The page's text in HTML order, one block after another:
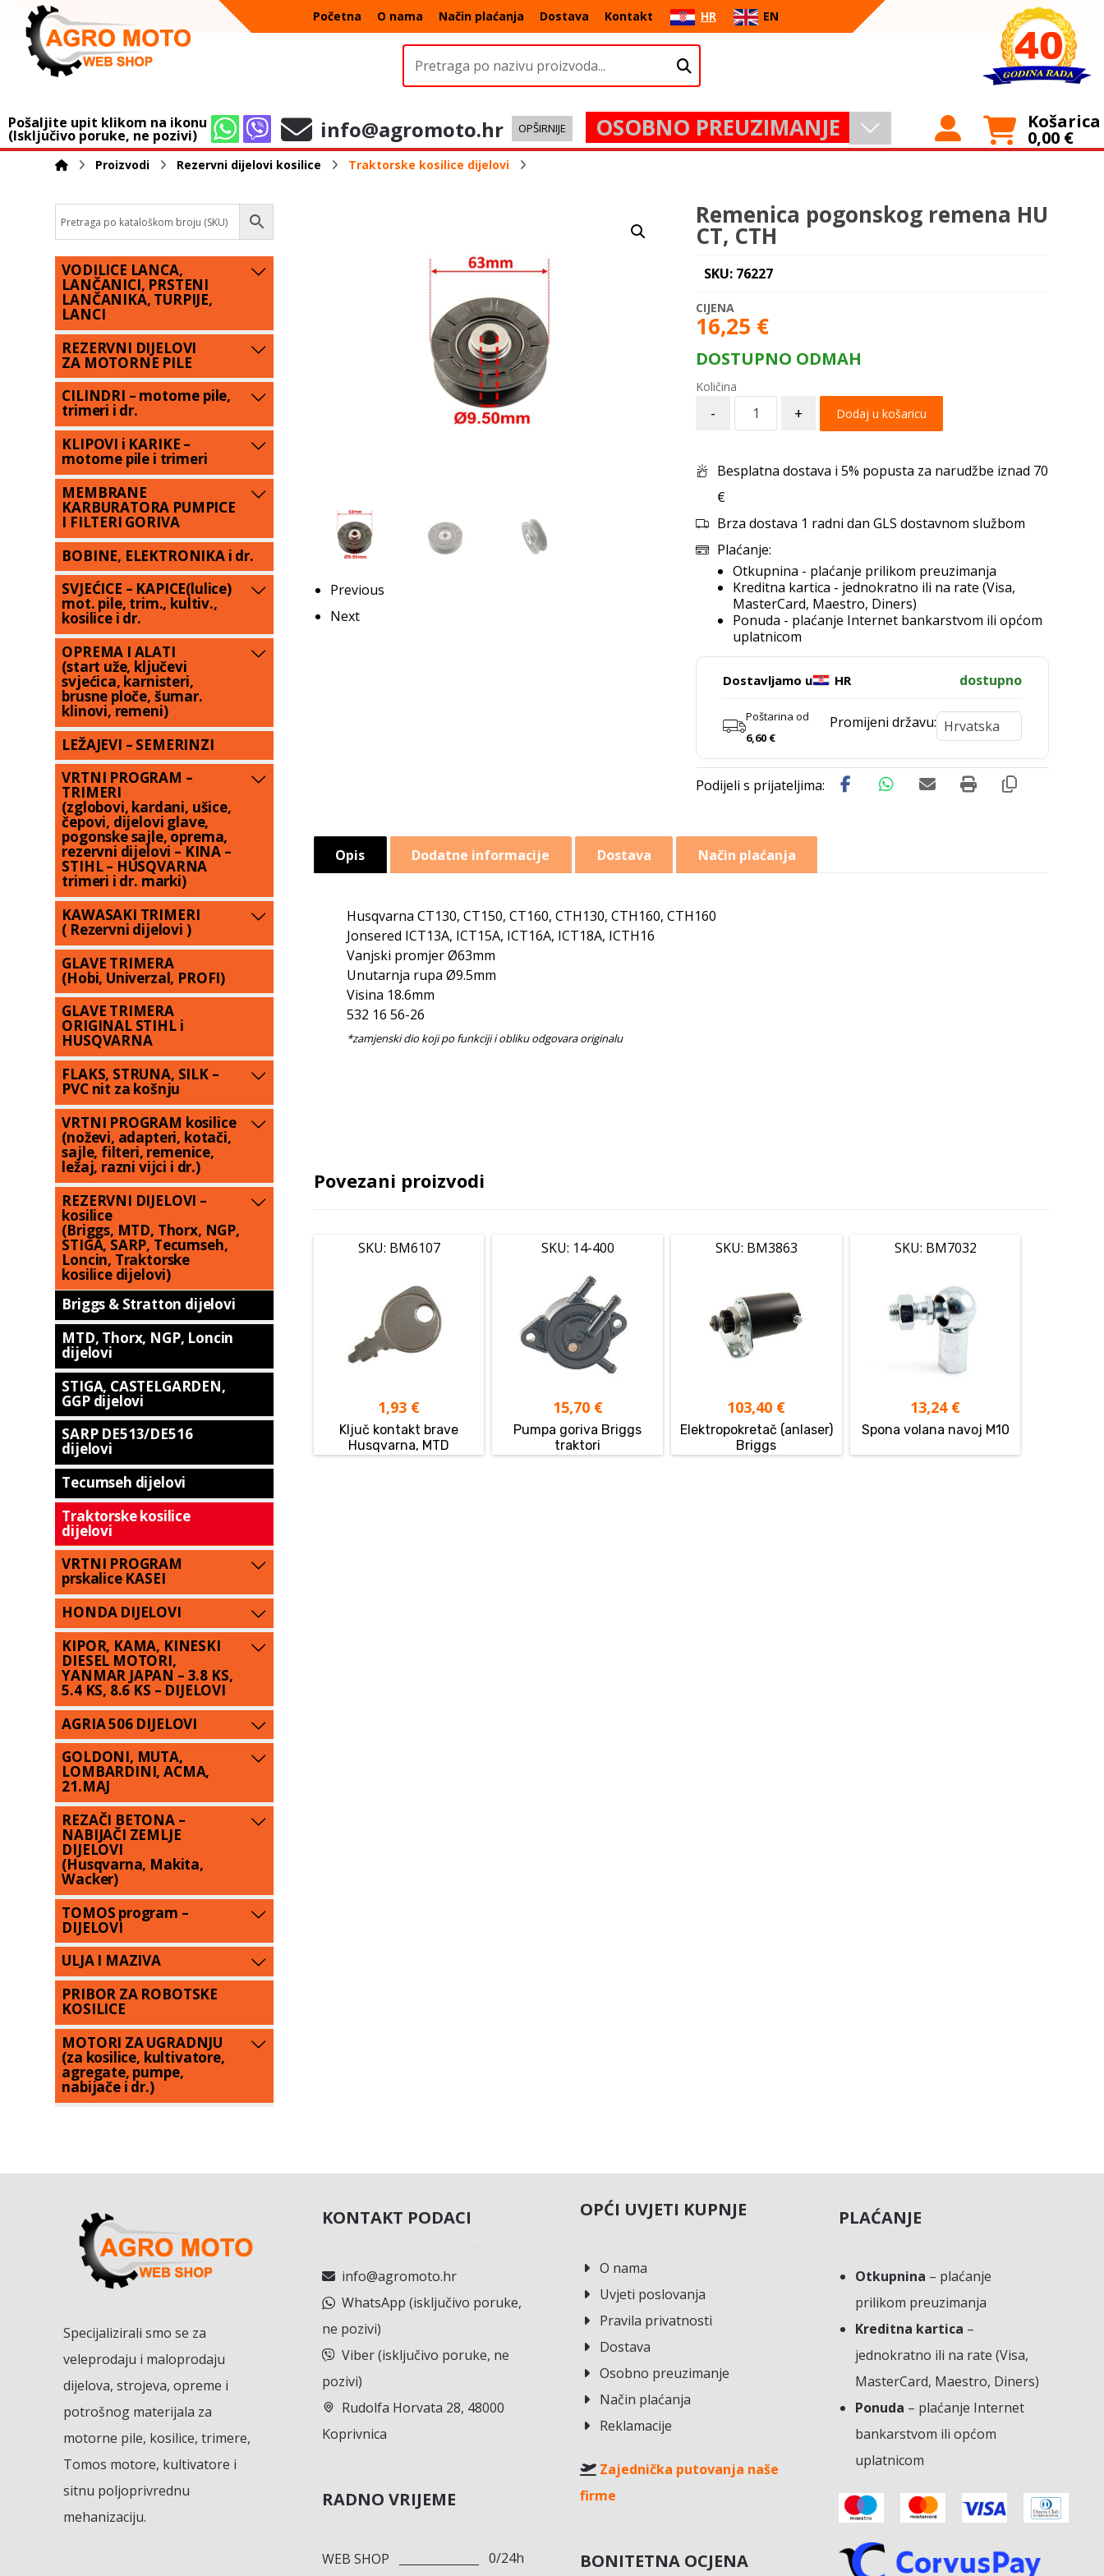
Početna O nama Način plaćanja Dostava Kontakt HR EN
Pošaljite upit klikom na ikonu
(Isključivo poruke, ne pozivi) info@agromoto.hr OPŠIRNIJE OSOBNO PREUZIMANJE Košarica
0,00 €
Proizvodi Rezervni dijelovi kosilice Traktorske kosilice dijelovi
Previous
Next
Remenica pogonskog remena HU
CT, CTH
SKU: 76227
16,25 €
DOSTUPNO ODMAH
- + Dodaj u košaricu
Besplatna dostava i 5% popusta za narudžbe iznad 70
€
Brza dostava 1 radni dan GLS dostavnom službom
Plaćanje:
Otkupnina - plaćanje prilikom preuzimanja
Kreditna kartica - jednokratno ili na rate (Visa,
MasterCard, Maestro, Diners)
Ponuda - plaćanje Internet bankarstvom ili općom
uplatnicom
Dostavljamo u HR dostupno
Poštarina od
6,60 €
Promijeni državu:
Opis Dodatne informacije Dostava Način plaćanja
Husqvarna CT130, CT150, CT160, CTH130, CTH160, CTH160
Jonsered ICT13A, ICT15A, ICT16A, ICT18A, ICTH16
Vanjski promjer Ø63mm
Unutarnja rupa Ø9.5mm
Visina 18.6mm
532 16 56-26
Povezani proizvodi
SKU: BM6107
1,93 €
Ključ kontakt brave
Husqvarna, MTD
SKU: 14-400
15,70 €
Pumpa goriva Briggs
traktori
SKU: BM3863
103,40 €
Elektropokretač (anlaser)
Briggs
SKU: BM7032
13,24 €
Spona volana navoj M10
VODILICE LANCA,
LANČANICI, PRSTENI
LANČANIKA, TURPIJE,
LANCI
REZERVNI DIJELOVI
ZA MOTORNE PILE
CILINDRI – motorne pile,
trimeri i dr.
KLIPOVI i KARIKE –
motorne pile i trimeri
MEMBRANE
KARBURATORA PUMPICE
I FILTERI GORIVA
BOBINE, ELEKTRONIKA i dr.
SVJEĆICE – KAPICE(lulice)
mot. pile, trim., kultiv.,
kosilice i dr.
OPREMA I ALATI
(start uže, ključevi
svjećica, karnisteri,
brusne ploče, šumar.
klinovi, remeni)
LEŽAJEVI – SEMERINZI
VRTNI PROGRAM –
TRIMERI
(zglobovi, kardani, ušice,
čepovi, dijelovi glave,
pogonske sajle, oprema,
rezervni dijelovi – KINA –
STIHL – HUSQVARNA
trimeri i dr. marki)
KAWASAKI TRIMERI
( Rezervni dijelovi )
GLAVE TRIMERA
(Hobi, Univerzal, PROFI)
GLAVE TRIMERA
ORIGINAL STIHL i
HUSQVARNA
FLAKS, STRUNA, SILK –
PVC nit za košnju
VRTNI PROGRAM kosilice
(noževi, adapteri, kotači,
sajle, filteri, remenice,
ležaj, razni vijci i dr.)
REZERVNI DIJELOVI –
kosilice
(Briggs, MTD, Thorx, NGP,
STIGA, SARP, Tecumseh,
Loncin, Traktorske
kosilice dijelovi)
Briggs & Stratton dijelovi
MTD, Thorx, NGP, Loncin
dijelovi
STIGA, CASTELGARDEN,
GGP dijelovi
SARP DE513/DE516
dijelovi
Tecumseh dijelovi
Traktorske kosilice
dijelovi
VRTNI PROGRAM
prskalice KASEI
HONDA DIJELOVI
KIPOR, KAMA, KINESKI
DIESEL MOTORI,
YANMAR JAPAN – 3.8 KS,
5.4 KS, 8.6 KS – DIJELOVI
AGRIA 506 DIJELOVI
GOLDONI, MUTA,
LOMBARDINI, ACMA,
21.MAJ
REZAČI BETONA –
NABIJAČI ZEMLJE
DIJELOVI
(Husqvarna, Makita,
Wacker)
TOMOS program –
DIJELOVI
ULJA I MAZIVA
PRIBOR ZA ROBOTSKE
KOSILICE
MOTORI ZA UGRADNJU
(za kosilice, kultivatore,
agregate, pumpe,
nabijače i dr.)
Specijalizirali smo se za
veleprodaju i maloprodaju
dijelova, strojeva, opreme i
potrošnog materijala za
motorne pile, kosilice, trimere,
Tomos motore, kultivatore i
sitnu poljoprivrednu
mehanizaciju.
KONTAKT PODACI
info@agromoto.hr
WhatsApp (isključivo poruke,
ne pozivi)
Viber (isključivo poruke, ne
pozivi)
Rudolfa Horvata 28, 48000
Koprivnica
RADNO VRIJEME
WEB SHOP 0/24h
OPĆI UVJETI KUPNJE
O nama
Uvjeti poslovanja
Pravila privatnosti
Dostava
Osobno preuzimanje
Način plaćanja
Reklamacije
Zajednička putovanja naše
firme
BONITETNA OCJENA
PLAĆANJE
Otkupnina – plaćanje
prilikom preuzimanja
Kreditna kartica –
jednokratno ili na rate (Visa,
MasterCard, Maestro, Diners)
Ponuda – plaćanje Internet
bankarstvom ili općom
uplatnicom